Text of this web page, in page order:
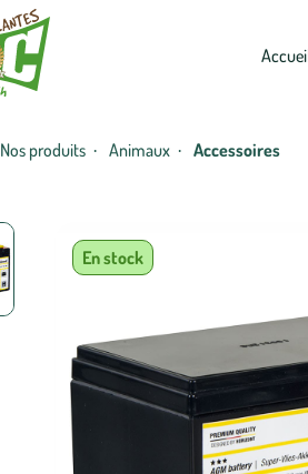
Nos produits · Animaux · Accessoires
En stock